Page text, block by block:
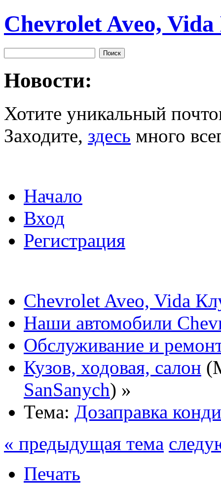
Chevrolet Aveo,
Новости:
Хотите уникальный
Заходите, здесь много
Начало
Вход
Регистрация
Chevrolet Aveo, Vida
Наши автомобили
Обслуживание и
Кузов, ходовая, салон
SanSanych) »
Тема: Дозаправка
« предыдущая тема
Печать